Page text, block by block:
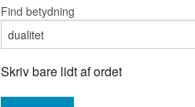
Kryds- og tværsordbog
Find betydning
Skriv bare lidt af ordet